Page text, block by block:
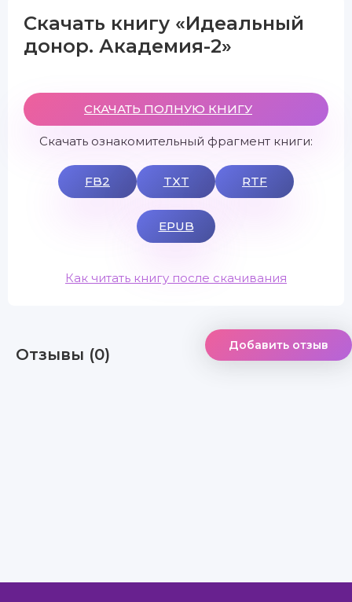
Скачать книгу «Идеальный
донор. Академия-2»
СКАЧАТЬ ПОЛНУЮ КНИГУ
Скачать ознакомительный фрагмент книги:
FB2 TXT RTF
EPUB
Как читать книгу после скачивания
Отзывы (0) Добавить отзыв